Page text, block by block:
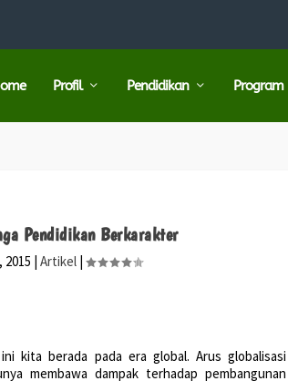
Profil Pendidikan Program
Pendidikan Berkarakter
2015 |Artikel |
kita berada pada era global. Arus globalisasi
membawa dampak terhadap pembangunan